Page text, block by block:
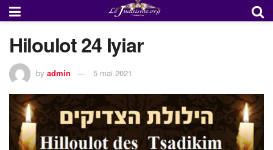
Hiloulot 24 Iyiar
by admin 5 mai 2021